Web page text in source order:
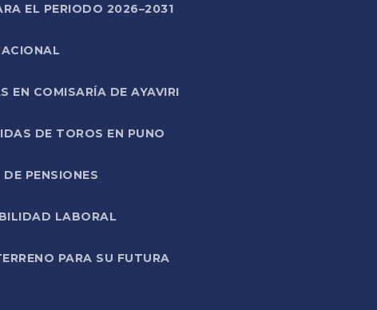
EL PERIODO 2026–2031
EN COMISARÍA DE AYAVIRI
DE TOROS EN PUNO
PENSIONES
LABORAL
PARA SU FUTURA